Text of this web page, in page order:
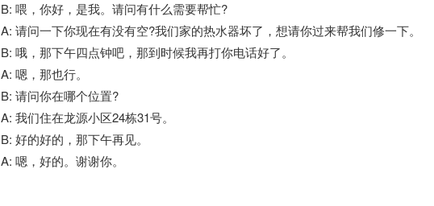
B: 喂，你好，是我。请问有什么需要帮忙?
A: 请问一下你现在有没有空?我们家的热水器坏了，想请你过来帮我们修一下。
B: 哦，那下午四点钟吧，那到时候我再打你电话好了。
A: 嗯，那也行。
B: 请问你在哪个位置?
A: 我们住在龙源小区24栋31号。
B: 好的好的，那下午再见。
A: 嗯，好的。谢谢你。